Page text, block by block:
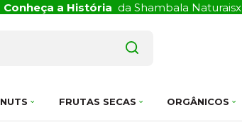
Conheça a História da Shambala Naturaisx
NUTS FRUTAS SECAS ORGÂNICOS